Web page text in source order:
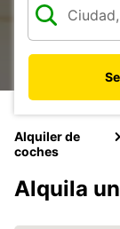
Alquiler de
coches
Alquila